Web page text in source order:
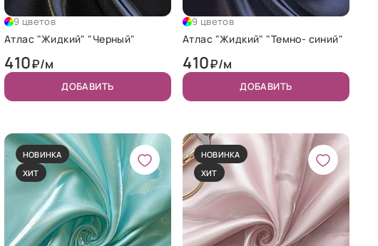
9 цветов
Атлас "Жидкий" "Черный"
410₽/м
ДОБАВИТЬ
9 цветов
Атлас "Жидкий" "Темно- синий"
410₽/м
ДОБАВИТЬ
НОВИНКА
ХИТ
НОВИНКА
ХИТ